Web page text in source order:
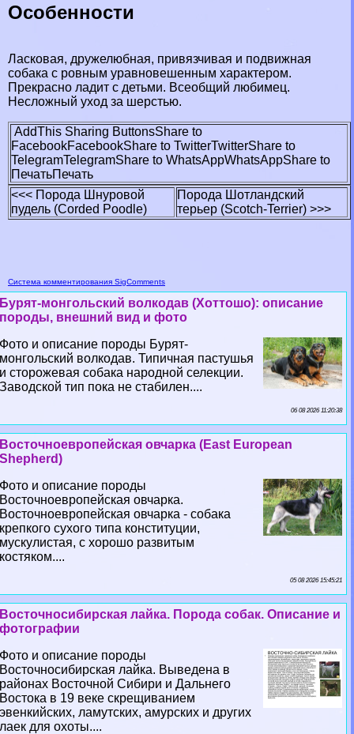
Особенности
Ласковая, дружелюбная, привязчивая и подвижная
собака с ровным уравновешенным хаpaктером.
Прекрасно ладит с детьми. Всеобщий любимец.
Несложный уход за шерстью.
AddThis Sharing ButtonsShare to
FacebookFacebookShare to TwitterTwitterShare to
TelegramTelegramShare to WhatsAppWhatsAppShare to
ПечатьПечать
<<< Порода Шнуровой
пудель (Corded Poodle)
Порода Шотландский
терьер (Scotch-Terrier) >>>
Система комментирования SigComments
Бурят-монгольский волкодав (Хоттошо): описание
породы, внешний вид и фото
Фото и описание породы Бурят-
монгольский волкодав. Типичная пастушья
и сторожевая собака народной селекции.
Заводской тип пока не стабилен....
06 08 2026 11:20:38
Восточноевропейская овчарка (East European
Shepherd)
Фото и описание породы
Восточноевропейская овчарка.
Восточноевропейская овчарка - собака
крепкого сухого типа конституции,
мускулистая, с хорошо развитым
костяком....
05 08 2026 15:45:21
Восточносибирская лайка. Порода собак. Описание и
фотографии
Фото и описание породы
Восточносибирская лайка. Выведена в
районах Восточной Сибири и Дальнего
Востока в 19 веке скрещиванием
эвенкийских, ламутских, амурских и других
лаек для охоты....